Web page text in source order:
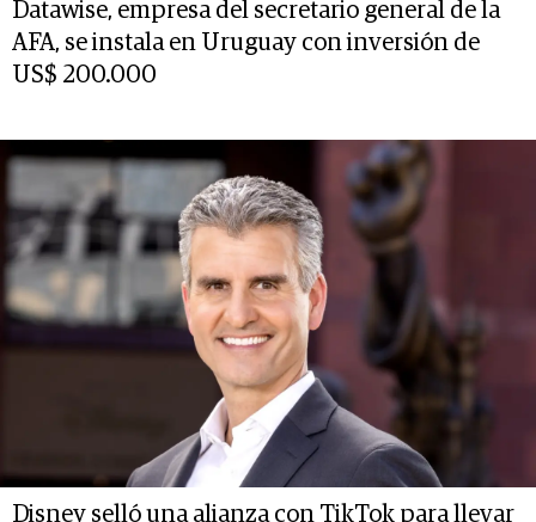
Datawise, empresa del secretario general de la
AFA, se instala en Uruguay con inversión de
US$ 200.000
Disney selló una alianza con TikTok para llevar